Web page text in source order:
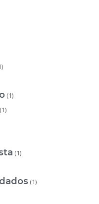
(1)
(1)
(1)
(1)